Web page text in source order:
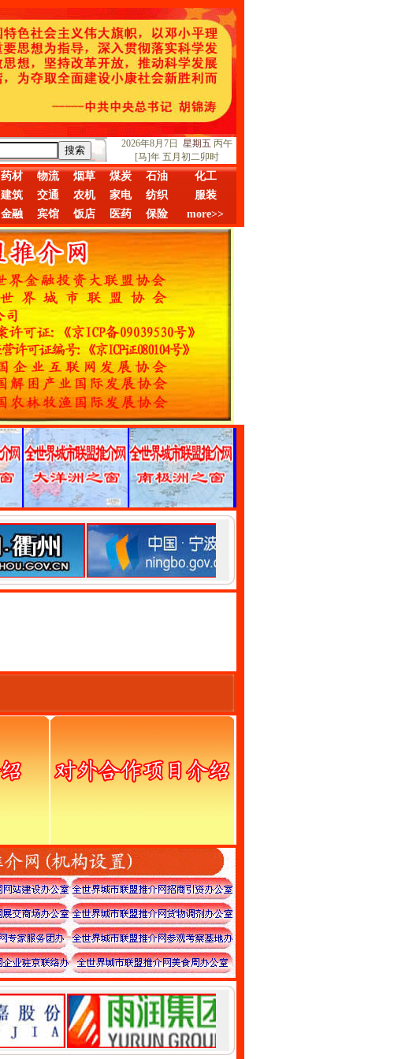
2026年8月7日 星期五 丙午
[马]年 五月初二卯时
药材 物流 烟草 煤炭 石油
化工
建筑 交通 农机 家电 纺织
服装
金融 宾馆 饭店 医药 保险 more>>